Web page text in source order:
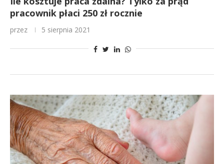
pracownik płaci 250 zł rocznie
przez 5 sierpnia 2021